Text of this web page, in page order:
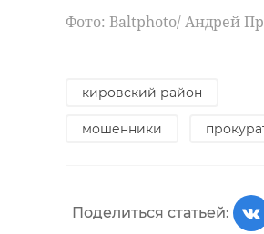
Фото: Baltphoto/ Андрей
кировский район
мошенники
Поделиться статьей: